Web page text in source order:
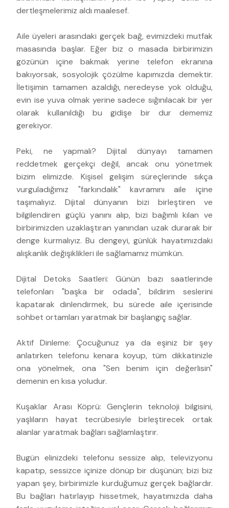
dertleşmelerimiz aldı maalesef.
Aile üyeleri arasındaki gerçek bağ, evimizdeki mutfak
masasında başlar. Eğer biz o masada birbirimizin
gözünün içine bakmak yerine telefon ekranına
bakıyorsak, sosyolojik çözülme kapımızda demektir.
İletişimin tamamen azaldığı, neredeyse yok olduğu,
evin ise yuva olmak yerine sadece sığınılacak bir yer
olarak kullanıldığı bu gidişe bir dur dememiz
gerekiyor.
Peki, ne yapmalı? Dijital dünyayı tamamen
reddetmek gerçekçi değil, ancak onu yönetmek
bizim elimizde. Kişisel gelişim süreçlerinde sıkça
vurguladığımız "farkındalık" kavramını aile içine
taşımalıyız. Dijital dünyanın bizi birleştiren ve
bilgilendiren güçlü yanını alıp, bizi bağımlı kılan ve
birbirimizden uzaklaştıran yanından uzak durarak bir
denge kurmalıyız. Bu dengeyi, günlük hayatımızdaki
alışkanlık değişiklikleri ile sağlamamız mümkün.
Dijital Detoks Saatleri: Günün bazı saatlerinde
telefonları "başka bir odada", bildirim seslerini
kapatarak dinlendirmek, bu sürede aile içerisinde
sohbet ortamları yaratmak bir başlangıç sağlar.
Aktif Dinleme: Çocuğunuz ya da eşiniz bir şey
anlatırken telefonu kenara koyup, tüm dikkatinizle
ona yönelmek, ona "Sen benim için değerlisin"
demenin en kısa yoludur.
Kuşaklar Arası Köprü: Gençlerin teknoloji bilgisini,
yaşlıların hayat tecrübesiyle birleştirecek ortak
alanlar yaratmak bağları sağlamlaştırır.
Bugün elinizdeki telefonu sessize alıp, televizyonu
kapatıp, sessizce içinize dönüp bir düşünün; bizi biz
yapan şey, birbirimizle kurduğumuz gerçek bağlardır.
Bu bağları hatırlayıp hissetmek, hayatımızda daha